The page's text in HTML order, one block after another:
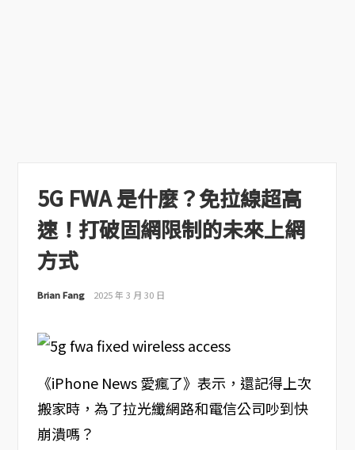
5G FWA 是什麼？免拉線超高
速！打破固網限制的未來上網
方式
Brian Fang 2025 年 3 月 30 日
《iPhone News 愛瘋了》表示，還記得上次
搬家時，為了拉光纖網路和電信公司吵到快
崩潰嗎？